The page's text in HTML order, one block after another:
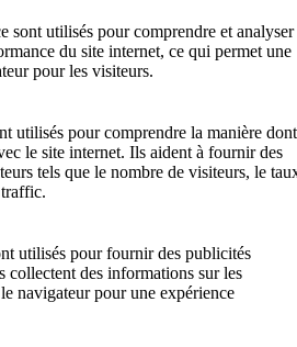
sont utilisés pour comprendre et analyser
du site internet, ce qui permet une
pour les visiteurs.
utilisés pour comprendre la manière dont
le site internet. Ils aident à fournir des
tels que le nombre de visiteurs, le
utilisés pour fournir des publicités
collectent des informations sur les
navigateur pour une expérience